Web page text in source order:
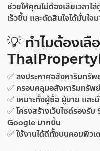
ช่วยให้คุณไม่ต้องเสียเวลาไ
เร็วขึ้น และตัดสินใจได้มั่นใจ
💡 ทำไมต้องเลื
✅ ลงประกาศอสังหาริมทรั
✅ ครอบคลุมอสังหาริมทรัพ
✅ เหมาะทั้งผู้ซื้อ ผู้ขาย และ
✅ โครงสร้างเว็บไซต์รองรั
Google มากขึ้น
✅ ใช้งานได้ดีทั้งบนคอมพิวเ